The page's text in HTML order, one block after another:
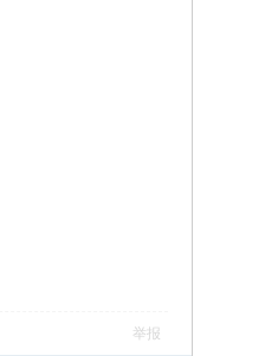
举报